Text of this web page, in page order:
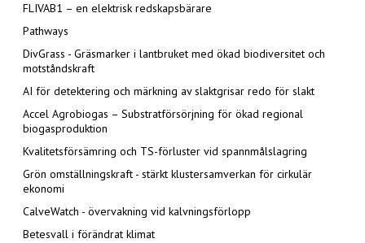
FLIVAB1 – en elektrisk redskapsbärare
Pathways
DivGrass - Gräsmarker i lantbruket med ökad biodiversitet och
motståndskraft
AI för detektering och märkning av slaktgrisar redo för slakt
Accel Agrobiogas – Substratförsörjning för ökad regional
biogasproduktion
Kvalitetsförsämring och TS-förluster vid spannmålslagring
Grön omställningskraft - stärkt klustersamverkan för cirkulär
ekonomi
CalveWatch - övervakning vid kalvningsförlopp
Betesvall i förändrat klimat